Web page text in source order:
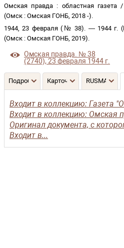
Омская правда : областная газета /
(Омск : Омская ГОНБ, 2018 -).
1944, 23 февраля (№ 38). —1944 г.
(Омск : Омская ГОНБ, 2019).
Омская правда. № 38
(2740), 23 февраля 1944 г.
Подробнее Карточка RUSMARC
Входит в коллекцию: Газета
Входит в коллекцию: Омская
Оригинал документа, с
Входит в...